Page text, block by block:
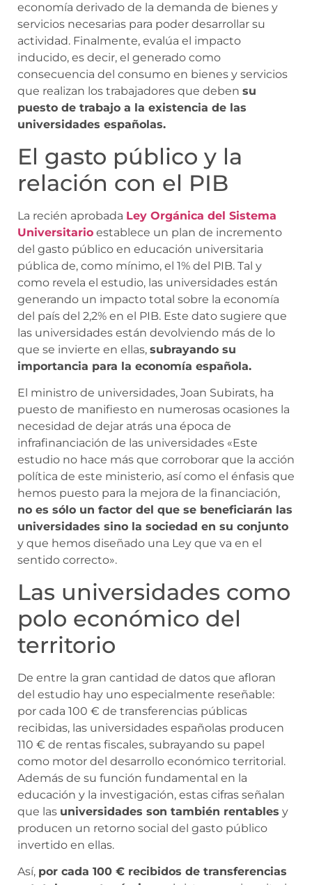
economía derivado de la demanda de bienes y
servicios necesarias para poder desarrollar su
actividad. Finalmente, evalúa el impacto
inducido, es decir, el generado como
consecuencia del consumo en bienes y servicios
que realizan los trabajadores que deben su
puesto de trabajo a la existencia de las
universidades españolas.
El gasto público y la
relación con el PIB
La recién aprobada Ley Orgánica del Sistema
Universitario establece un plan de incremento
del gasto público en educación universitaria
pública de, como mínimo, el 1% del PIB. Tal y
como revela el estudio, las universidades están
generando un impacto total sobre la economía
del país del 2,2% en el PIB. Este dato sugiere que
las universidades están devolviendo más de lo
que se invierte en ellas, subrayando su
importancia para la economía española.
El ministro de universidades, Joan Subirats, ha
puesto de manifiesto en numerosas ocasiones la
necesidad de dejar atrás una época de
infrafinanciación de las universidades «Este
estudio no hace más que corroborar que la acción
política de este ministerio, así como el énfasis que
hemos puesto para la mejora de la financiación,
no es sólo un factor del que se beneficiarán las
universidades sino la sociedad en su conjunto
y que hemos diseñado una Ley que va en el
sentido correcto».
Las universidades como
polo económico del
territorio
De entre la gran cantidad de datos que afloran
del estudio hay uno especialmente reseñable:
por cada 100 € de transferencias públicas
recibidas, las universidades españolas producen
110 € de rentas fiscales, subrayando su papel
como motor del desarrollo económico territorial.
Además de su función fundamental en la
educación y la investigación, estas cifras señalan
que las universidades son también rentables y
producen un retorno social del gasto público
invertido en ellas.
Así, por cada 100 € recibidos de transferencias